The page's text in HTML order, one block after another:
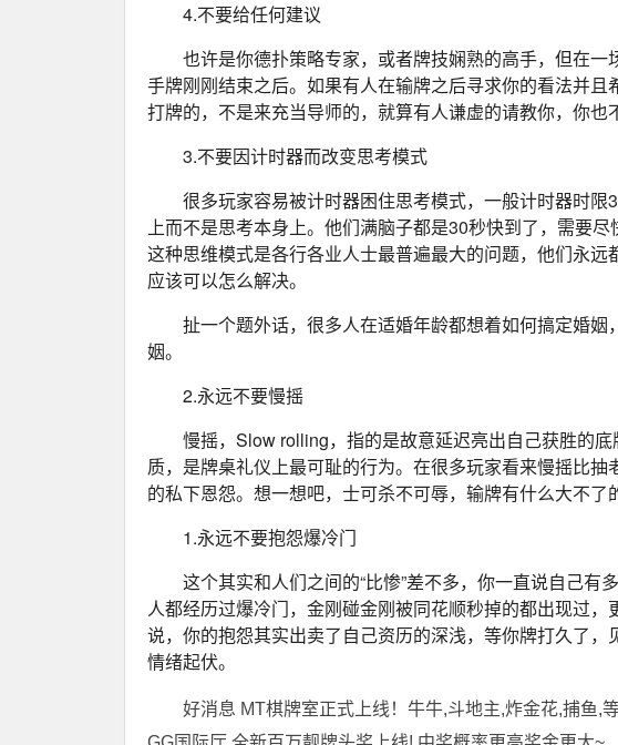
4.不要给任何建议
也许是你德扑策略专家，或者牌技娴熟的高手，但在
手牌刚刚结束之后。如果有人在输牌之后寻求你的看法并
打牌的，不是来充当导师的，就算有人谦虚的请教你，你也
3.不要因计时器而改变思考模式
很多玩家容易被计时器困住思考模式，一般计时器时
上而不是思考本身上。他们满脑子都是30秒快到了，需要尽
这种思维模式是各行各业人士最普遍最大的问题，他们永
应该可以怎么解决。
扯一个题外话，很多人在适婚年龄都想着如何搞定婚
姻。
2.永远不要慢摇
慢摇，Slow rolling，指的是故意延迟亮出自己获胜的
质，是牌桌礼仪上最可耻的行为。在很多玩家看来慢摇比
的私下恩怨。想一想吧，士可杀不可辱，输牌有什么大不了
1.永远不要抱怨爆冷门
这个其实和人们之间的“比惨”差不多，你一直说自己有
人都经历过爆冷门，金刚碰金刚被同花顺秒掉的都出现过
说，你的抱怨其实出卖了自己资历的深浅，等你牌打久了
情绪起伏。
好消息 MT棋牌室正式上线！牛牛,斗地主,炸金花,捕鱼,